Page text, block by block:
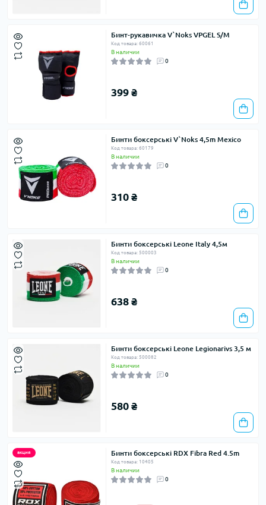
Бинт-рукавичка V`Noks VPGEL S/M
Код товара: 60061
В наличии
0
399 ₴
Бинти боксерські V`Noks 4,5m Mexico
Код товара: 60179
В наличии
0
310 ₴
Бинти боксерські Leone Italy 4,5м
Код товара: 500003
В наличии
0
638 ₴
Бинти боксерські Leone Legionarivs 3,5 м
Код товара: 500082
В наличии
0
580 ₴
акция Бинти боксерські RDX Fibra Red 4.5m
Код товара: 10405
В наличии
0